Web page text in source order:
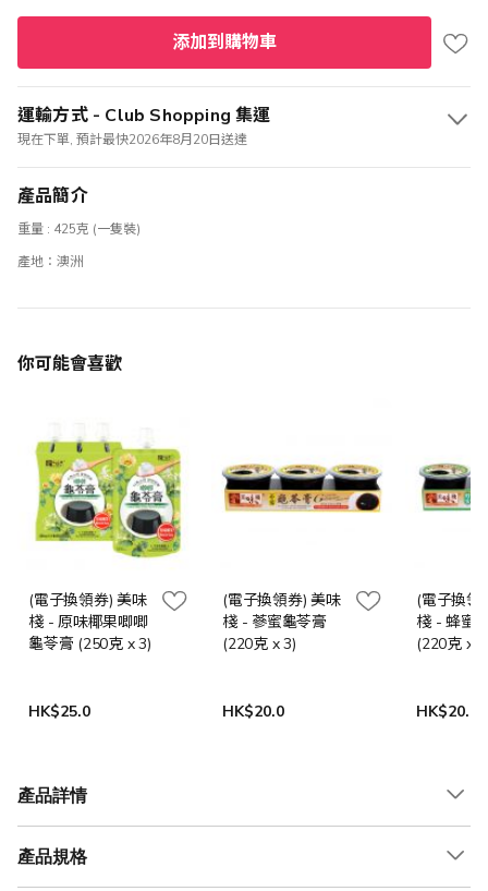
添加到購物車
運輸方式 - Club Shopping 集運
現在下單, 預計最快2026年8月20日送達
產品簡介
重量 : 425克 (一隻裝)
產地：澳洲
你可能會喜歡
(電子換領券) 美味
棧 - 原味椰果唧唧
龜苓膏 (250克 x 3)
HK$25.0
(電子換領券) 美味
棧 - 蔘蜜龜苓膏
(220克 x 3)
HK$20.0
(電子換領
棧 - 蜂蜜
(220克 x
HK$20.0
產品詳情
產品規格